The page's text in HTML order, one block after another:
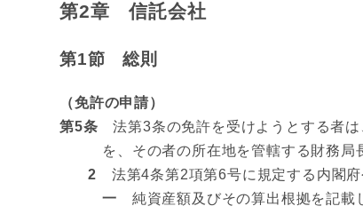
第2章 信託会社
第1節 総則
（免許の申請）
第5条 法第3条の免許を受けようとする者は
を、その者の所在地を管轄する財務局
2 法第4条第2項第6号に規定する内閣府
一 純資産額及びその算出根拠を記載